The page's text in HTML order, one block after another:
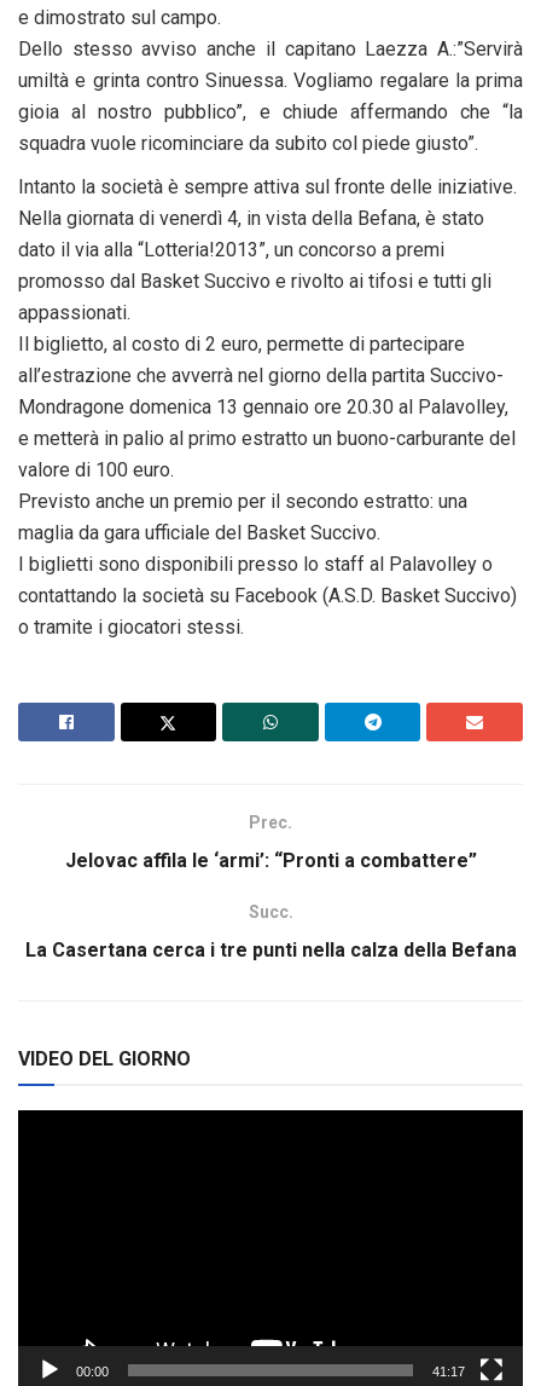
e dimostrato sul campo.
Dello stesso avviso anche il capitano Laezza A.:”Servirà
umiltà e grinta contro Sinuessa. Vogliamo regalare la prima
gioia al nostro pubblico”, e chiude affermando che “la
squadra vuole ricominciare da subito col piede giusto”.
Intanto la società è sempre attiva sul fronte delle iniziative.
Nella giornata di venerdì 4, in vista della Befana, è stato
dato il via alla “Lotteria!2013”, un concorso a premi
promosso dal Basket Succivo e rivolto ai tifosi e tutti gli
appassionati.
Il biglietto, al costo di 2 euro, permette di partecipare
all’estrazione che avverrà nel giorno della partita Succivo-
Mondragone domenica 13 gennaio ore 20.30 al Palavolley,
e metterà in palio al primo estratto un buono-carburante del
valore di 100 euro.
Previsto anche un premio per il secondo estratto: una
maglia da gara ufficiale del Basket Succivo.
I biglietti sono disponibili presso lo staff al Palavolley o
contattando la società su Facebook (A.S.D. Basket Succivo)
o tramite i giocatori stessi.
Prec.
Jelovac affila le ‘armi’: “Pronti a combattere”
Succ.
La Casertana cerca i tre punti nella calza della Befana
VIDEO DEL GIORNO
00:00 41:17